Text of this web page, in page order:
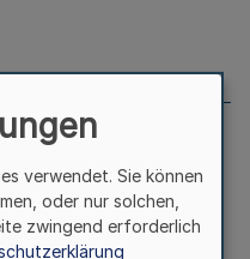
204 vom
verwendet. Sie können
oder nur solchen,
zwingend erforderlich